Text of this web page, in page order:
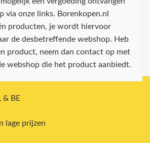
via onze links. Borenkopen.nl
producten, je wordt hiervoor
de desbetreffende webshop. Heb
product, neem dan contact op met
webshop die het product aanbiedt.
& BE
lage prijzen